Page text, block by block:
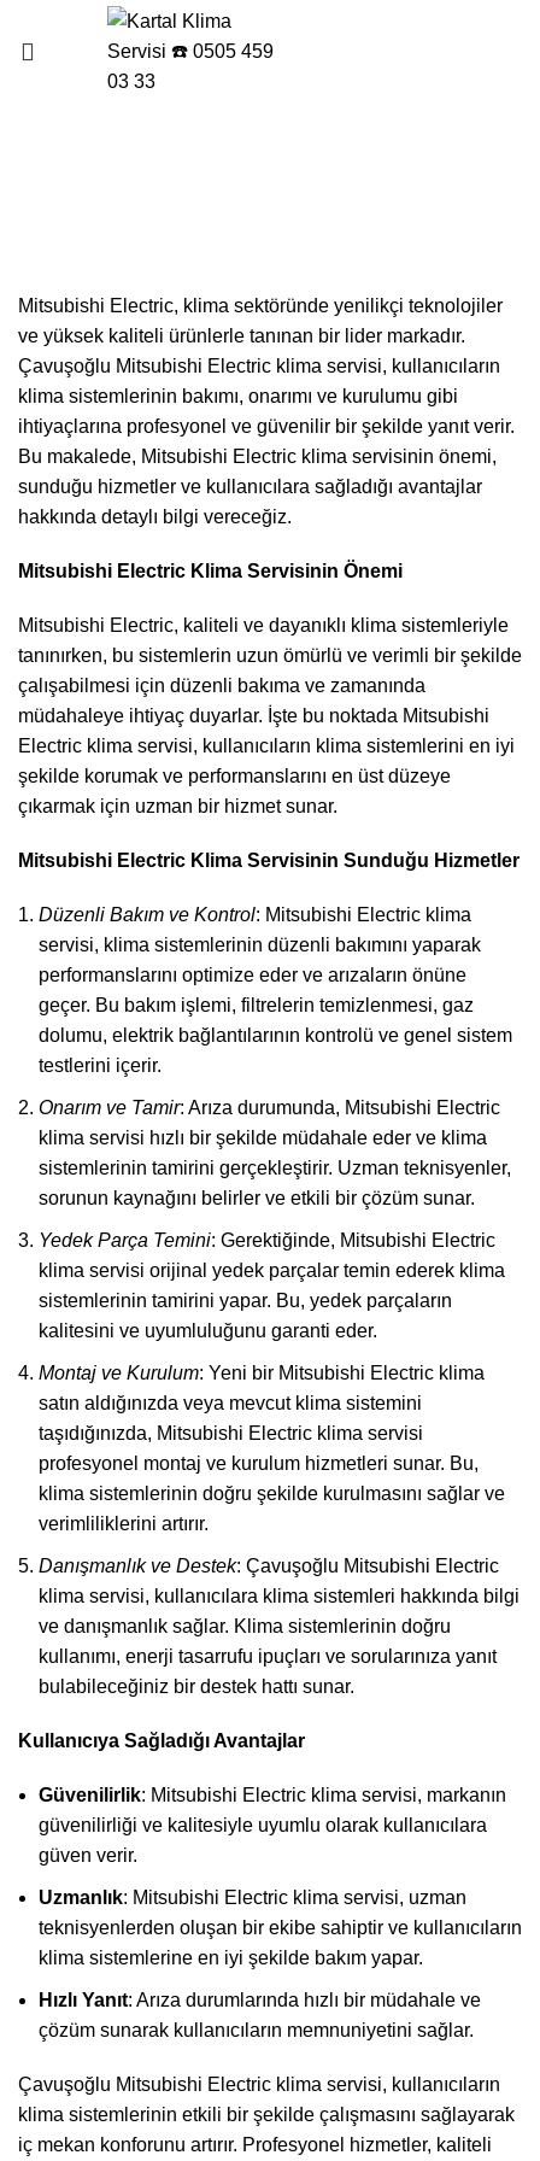
Mitsubishi Electric, klima sektöründe yenilikçi teknolojiler
ve yüksek kaliteli ürünlerle tanınan bir lider markadır.
Çavuşoğlu Mitsubishi Electric klima servisi, kullanıcıların
klima sistemlerinin bakımı, onarımı ve kurulumu gibi
ihtiyaçlarına profesyonel ve güvenilir bir şekilde yanıt verir.
Bu makalede, Mitsubishi Electric klima servisinin önemi,
sunduğu hizmetler ve kullanıcılara sağladığı avantajlar
hakkında detaylı bilgi vereceğiz.
Mitsubishi Electric Klima Servisinin Önemi
Mitsubishi Electric, kaliteli ve dayanıklı klima sistemleriyle
tanınırken, bu sistemlerin uzun ömürlü ve verimli bir şekilde
çalışabilmesi için düzenli bakıma ve zamanında
müdahaleye ihtiyaç duyarlar. İşte bu noktada Mitsubishi
Electric klima servisi, kullanıcıların klima sistemlerini en iyi
şekilde korumak ve performanslarını en üst düzeye
çıkarmak için uzman bir hizmet sunar.
Mitsubishi Electric Klima Servisinin Sunduğu Hizmetler
Düzenli Bakım ve Kontrol: Mitsubishi Electric klima
servisi, klima sistemlerinin düzenli bakımını yaparak
performanslarını optimize eder ve arızaların önüne
geçer. Bu bakım işlemi, filtrelerin temizlenmesi, gaz
dolumu, elektrik bağlantılarının kontrolü ve genel sistem
testlerini içerir.
Onarım ve Tamir: Arıza durumunda, Mitsubishi Electric
klima servisi hızlı bir şekilde müdahale eder ve klima
sistemlerinin tamirini gerçekleştirir. Uzman teknisyenler,
sorunun kaynağını belirler ve etkili bir çözüm sunar.
Yedek Parça Temini: Gerektiğinde, Mitsubishi Electric
klima servisi orijinal yedek parçalar temin ederek klima
sistemlerinin tamirini yapar. Bu, yedek parçaların
kalitesini ve uyumluluğunu garanti eder.
Montaj ve Kurulum: Yeni bir Mitsubishi Electric klima
satın aldığınızda veya mevcut klima sistemini
taşıdığınızda, Mitsubishi Electric klima servisi
profesyonel montaj ve kurulum hizmetleri sunar. Bu,
klima sistemlerinin doğru şekilde kurulmasını sağlar ve
verimliliklerini artırır.
Danışmanlık ve Destek: Çavuşoğlu Mitsubishi Electric
klima servisi, kullanıcılara klima sistemleri hakkında bilgi
ve danışmanlık sağlar. Klima sistemlerinin doğru
kullanımı, enerji tasarrufu ipuçları ve sorularınıza yanıt
bulabileceğiniz bir destek hattı sunar.
Kullanıcıya Sağladığı Avantajlar
Güvenilirlik: Mitsubishi Electric klima servisi, markanın
güvenilirliği ve kalitesiyle uyumlu olarak kullanıcılara
güven verir.
Uzmanlık: Mitsubishi Electric klima servisi, uzman
teknisyenlerden oluşan bir ekibe sahiptir ve kullanıcıların
klima sistemlerine en iyi şekilde bakım yapar.
Hızlı Yanıt: Arıza durumlarında hızlı bir müdahale ve
çözüm sunarak kullanıcıların memnuniyetini sağlar.
Çavuşoğlu Mitsubishi Electric klima servisi, kullanıcıların
klima sistemlerinin etkili bir şekilde çalışmasını sağlayarak
iç mekan konforunu artırır. Profesyonel hizmetler, kaliteli